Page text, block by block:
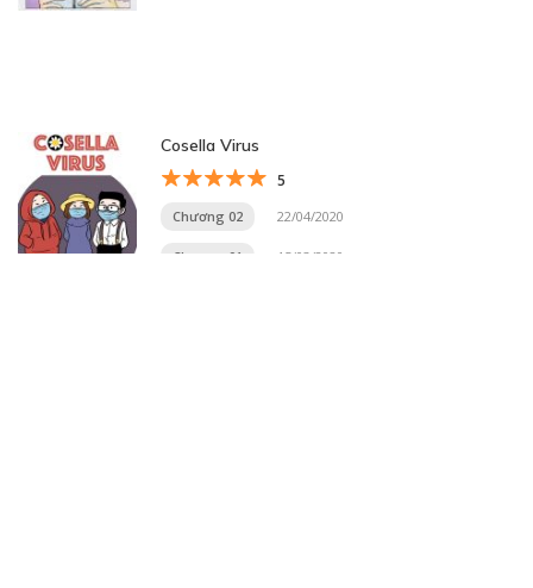
Cosella Virus
5
Chương 02 22/04/2020
Chương 01 15/03/2020